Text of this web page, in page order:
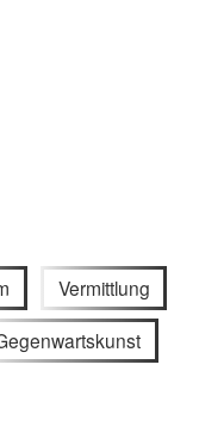
Vermittlung